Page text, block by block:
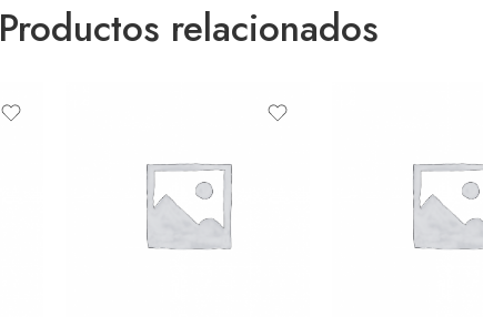
Productos relacionados